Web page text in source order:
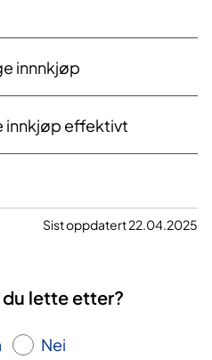
innnkjøp
innkjøp effektivt
Sist oppdatert 22.04.2025
lette etter?
Nei